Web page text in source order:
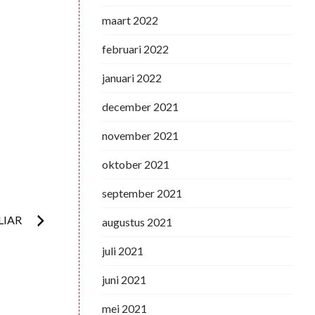
maart 2022
februari 2022
januari 2022
december 2021
november 2021
oktober 2021
september 2021
augustus 2021
juli 2021
juni 2021
mei 2021